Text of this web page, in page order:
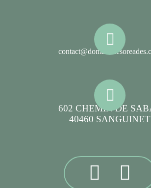
602 CHEMIN DE
40460 SANGUINET